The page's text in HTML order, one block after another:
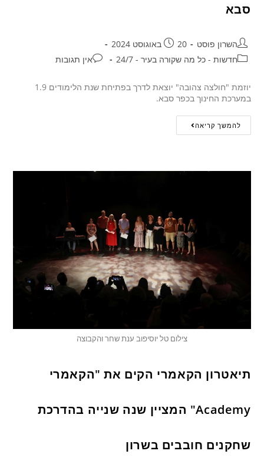
סבא
השרון פוסט
20 באוגוסט 2024
חדשות - כל מה שקורה בעיר - 24/7
אין תגובות
יוזמת "חולצה צהובה" יוצאת לדרך בפתיחת שנת הלימודים 1.9
במערכת החינוך בכפר סבא.
להמשך קריאה
צילום טל יוסיפוב ענת שחר והקבוצה
תיאטרון הקאמרי הקים את "הקאמרי
Academy" המציין שנה שנייה בהדרכת
שחקנים חובבים בשרון